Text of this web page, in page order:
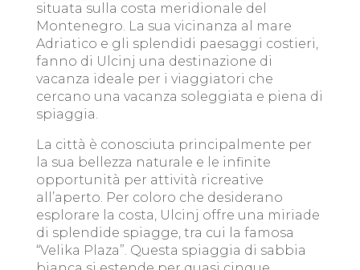
situata sulla costa meridionale del
Montenegro. La sua vicinanza al mare
Adriatico e gli splendidi paesaggi costieri,
fanno di Ulcinj una destinazione di
vacanza ideale per i viaggiatori che
cercano una vacanza soleggiata e piena di
spiaggia.
La città è conosciuta principalmente per
la sua bellezza naturale e le infinite
opportunità per attività ricreative
all’aperto. Per coloro che desiderano
esplorare la costa, Ulcinj offre una miriade
di splendide spiagge, tra cui la famosa
“Velika Plaza”. Questa spiaggia di sabbia